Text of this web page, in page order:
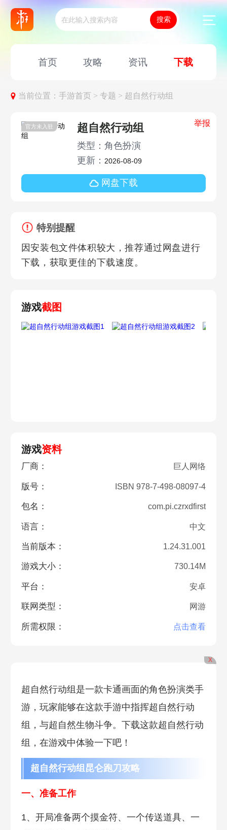
首页 攻略 资讯 下载
当前位置：手游首页 >专题 > 超自然行动组
官方未入驻 举报
超自然行动组
类型：角色扮演
更新： 2026-08-09
网盘下载
特别提醒
因安装包文件体积较大，推荐通过网盘进行
下载，获取更佳的下载速度。
游戏截图
游戏资料
厂商： 巨人网络
版号： ISBN 978-7-498-08097-4
包名： com.pi.czrxdfirst
语言： 中文
当前版本： 1.24.31.001
游戏大小： 730.14M
平台： 安卓
联网类型： 网游
所需权限： 点击查看
X
超自然行动组是一款卡通画面的角色扮演类手
游，玩家能够在这款手游中指挥超自然行动
组，与超自然生物斗争。下载这款超自然行动
组，在游戏中体验一下吧！
超自然行动组昆仑跑刀攻略
一、准备工作
1、开局准备两个摸金符、一个传送道具、一